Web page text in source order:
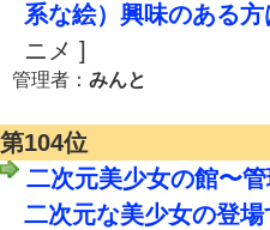
系な絵）興味のある
ニメ ]
管理者： みんと
第104位
二次元美少女の館〜
二次元な美少女の登